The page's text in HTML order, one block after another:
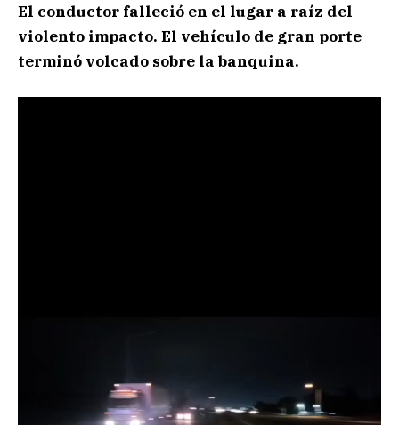
El conductor falleció en el lugar a raíz del
violento impacto. El vehículo de gran porte
terminó volcado sobre la banquina.